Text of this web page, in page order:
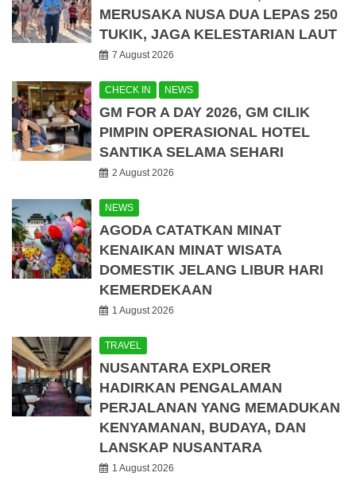
MERUSAKA NUSA DUA LEPAS 250
TUKIK, JAGA KELESTARIAN LAUT
7 August 2026
CHECK IN NEWS
GM FOR A DAY 2026, GM CILIK
PIMPIN OPERASIONAL HOTEL
SANTIKA SELAMA SEHARI
2 August 2026
NEWS
AGODA CATATKAN MINAT
KENAIKAN MINAT WISATA
DOMESTIK JELANG LIBUR HARI
KEMERDEKAAN
1 August 2026
TRAVEL
NUSANTARA EXPLORER
HADIRKAN PENGALAMAN
PERJALANAN YANG MEMADUKAN
KENYAMANAN, BUDAYA, DAN
LANSKAP NUSANTARA
1 August 2026